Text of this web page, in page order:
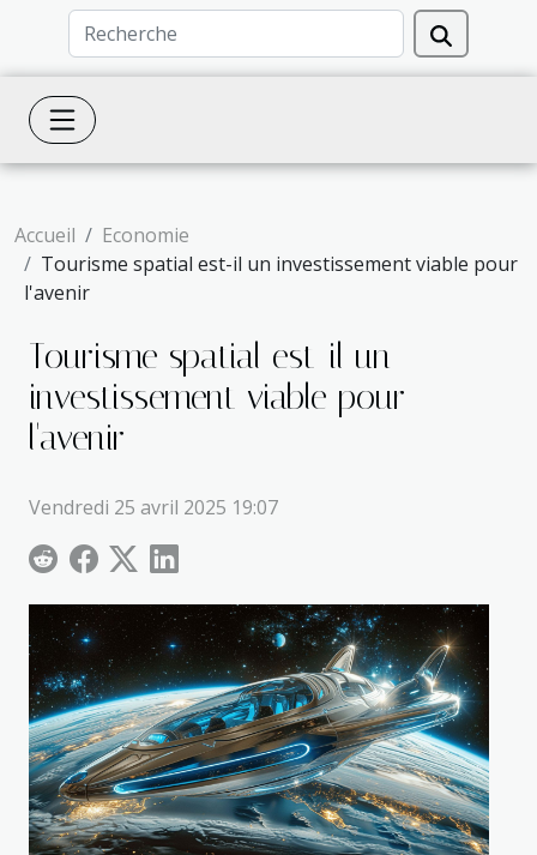
Accueil
Economie
Tourisme spatial est-il un investissement viable pour
l'avenir
Tourisme spatial est-il un
investissement viable pour
l'avenir
Vendredi 25 avril 2025 19:07